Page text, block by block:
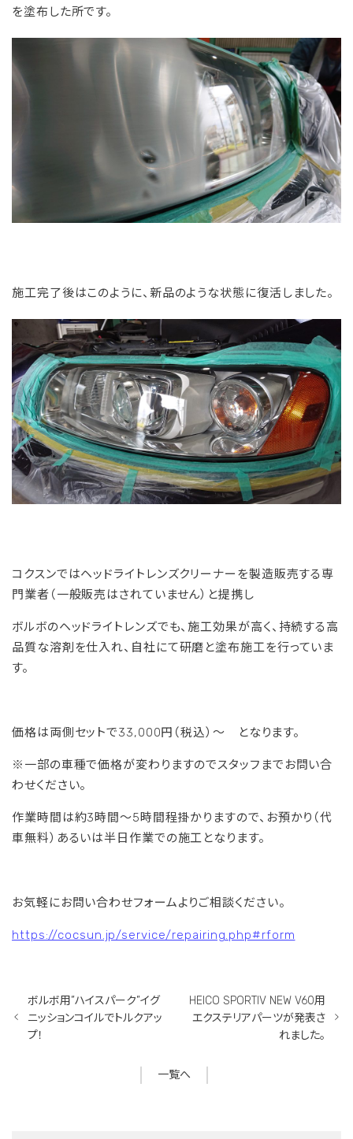
を塗布した所です。
施工完了後はこのように、新品のような状態に復活しました。
コクスンではヘッドライトレンズクリーナーを製造販売する専
門業者（一般販売はされていません）と提携し
ボルボのヘッドライトレンズでも、施工効果が高く、持続する高
品質な溶剤を仕入れ、自社にて研磨と塗布施工を行っていま
す。
価格は両側セットで33,000円（税込）～ となります。
※一部の車種で価格が変わりますのでスタッフまでお問い合
わせください。
作業時間は約3時間～5時間程掛かりますので、お預かり（代
車無料）あるいは半日作業での施工となります。
お気軽にお問い合わせフォームよりご相談ください。
https://cocsun.jp/service/repairing.php#rform
ボルボ用”ハイスパーク”イグ
ニッションコイルでトルクアッ
プ！
一覧へ
HEICO SPORTIV NEW V60用
エクステリアパーツが発表さ
れました。